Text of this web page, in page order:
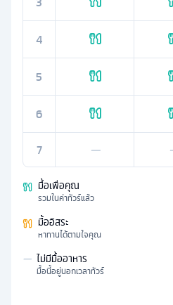
4
5
6
7
—
มื้อเพื่อคุณ
รวมในค่าทัวร์แล้ว
มื้ออิสระ
หาทานได้ตามใจคุณ
— ไม่มีมื้ออาหาร
มื้อนี้อยู่นอกเวลาทัวร์